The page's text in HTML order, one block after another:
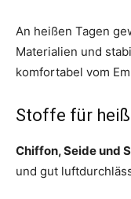
An heißen Tagen
Materialien und
komfortabel vom
Stoffe für
Chiffon, Seide und
und gut